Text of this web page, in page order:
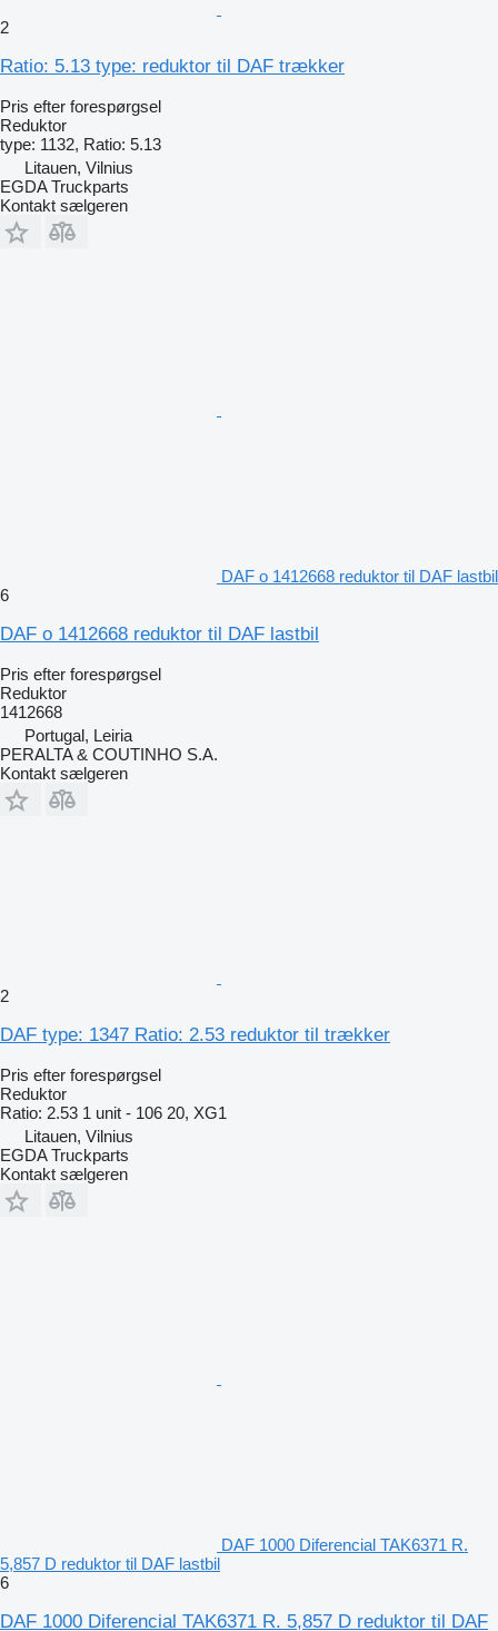
2
Ratio: 5.13 type: reduktor til DAF trækker
Pris efter forespørgsel
Reduktor
type: 1132, Ratio: 5.13
Litauen, Vilnius
EGDA Truckparts
Kontakt sælgeren
DAF o 1412668 reduktor til DAF lastbil
6
DAF o 1412668 reduktor til DAF lastbil
Pris efter forespørgsel
Reduktor
1412668
Portugal, Leiria
PERALTA & COUTINHO S.A.
Kontakt sælgeren
2
DAF type: 1347 Ratio: 2.53 reduktor til trækker
Pris efter forespørgsel
Reduktor
Ratio: 2.53 1 unit - 106 20, XG1
Litauen, Vilnius
EGDA Truckparts
Kontakt sælgeren
DAF 1000 Diferencial TAK6371 R.
5,857 D reduktor til DAF lastbil
6
DAF 1000 Diferencial TAK6371 R. 5,857 D reduktor til DAF